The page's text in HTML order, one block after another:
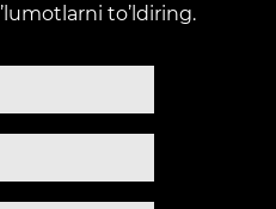
to’ldiring.